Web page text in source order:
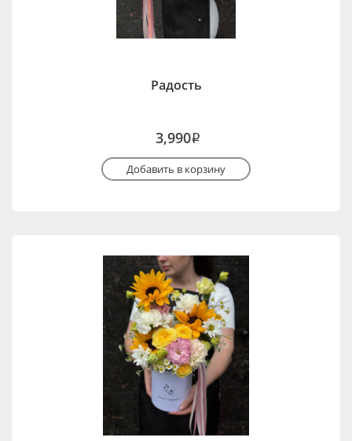
Радость
3,990i
Добавить в корзину